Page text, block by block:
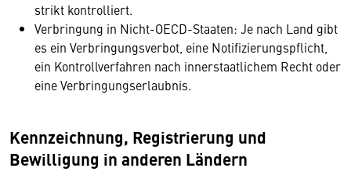
strikt kontrolliert.
Verbringung in Nicht-OECD-Staaten: Je nach Land gibt
es ein Verbringungsverbot, eine Notifizierungspflicht,
ein Kontrollverfahren nach innerstaatlichem Recht oder
eine Verbringungserlaubnis.
Kennzeichnung, Registrierung und
Bewilligung in anderen Ländern